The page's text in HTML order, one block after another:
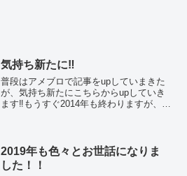
気持ち新たに‼︎
普段はアメブロで記事をupしていまきた
が、気持ち新たにこちらからupしていき
ます‼︎もうすぐ2014年も終わりますが、
2019年も色々とお世話になりま
した！！